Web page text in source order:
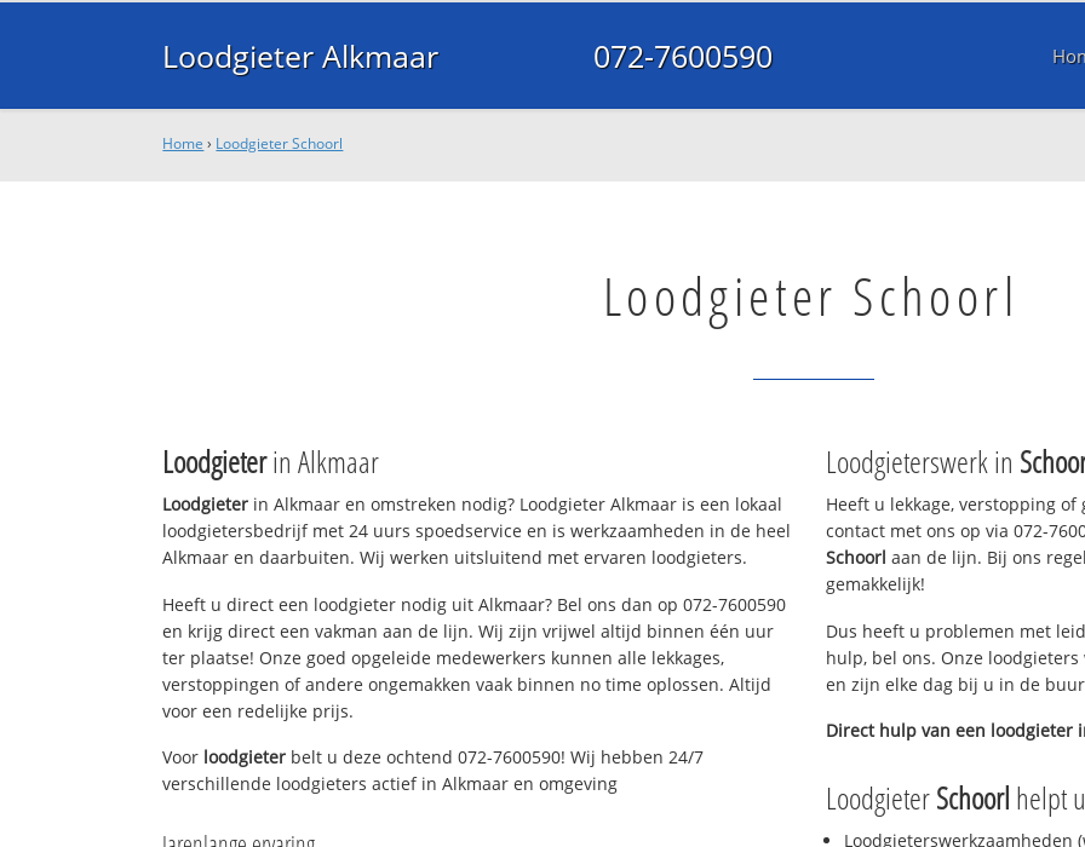
Loodgieter Alkmaar 072-7600590
Home › Loodgieter Schoorl
Loodgieter Schoorl
Loodgieterin Alkmaar
Loodgieter in Alkmaar en omstreken nodig? Loodgieter Alkmaar is een lokaal
loodgietersbedrijf met 24 uurs spoedservice en is werkzaamheden in de heel
Alkmaar en daarbuiten. Wij werken uitsluitend met ervaren loodgieters.
Heeft u direct een loodgieter nodig uit Alkmaar? Bel ons dan op 072-7600590
en krijg direct een vakman aan de lijn. Wij zijn vrijwel altijd binnen één uur
ter plaatse! Onze goed opgeleide medewerkers kunnen alle lekkages,
verstoppingen of andere ongemakken vaak binnen no time oplossen. Altijd
voor een redelijke prijs.
Voor loodgieter belt u deze ochtend 072-7600590! Wij hebben 24/7
verschillende loodgieters actief in Alkmaar en omgeving
Loodgieterswerk in
Heeft u lekkage, verstopping
contact met ons op via 072-
Schoorl aan de lijn. Bij ons
gemakkelijk!
Dus heeft u problemen met
hulp, bel ons. Onze
en zijn elke dag bij u in de
Direct hulp van een loodgieter
LoodgieterSchoorl helpt
Loodgieterswerkzaamheden